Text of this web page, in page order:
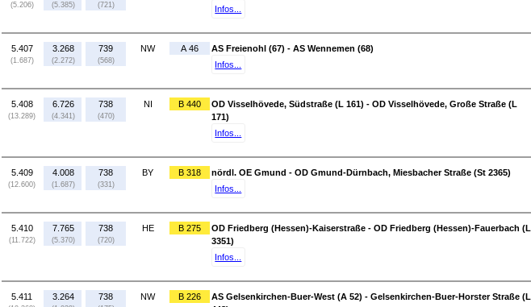
(5.206) (5.385) (721)
Infos...
5.407
(1.687)
3.268
(2.272)
739
(568)
NW A 46
AS Freienohl (67) - AS Wennemen (68)
Infos...
5.408
(13.289)
6.726
(4.341)
738
(470)
NI B 440
OD Visselhövede, Südstraße (L 161) - OD Visselhövede, Große Straße (L
171)
Infos...
5.409
(12.600)
4.008
(1.687)
738
(331)
BY B 318
nördl. OE Gmund - OD Gmund-Dürnbach, Miesbacher Straße (St 2365)
Infos...
5.410
(11.722)
7.765
(5.370)
738
(720)
HE B 275
OD Friedberg (Hessen)-Kaiserstraße - OD Friedberg (Hessen)-Fauerbach (L
3351)
Infos...
5.411 3.264 738 NW B 226
AS Gelsenkirchen-Buer-West (A 52) - Gelsenkirchen-Buer-Horster Straße (L